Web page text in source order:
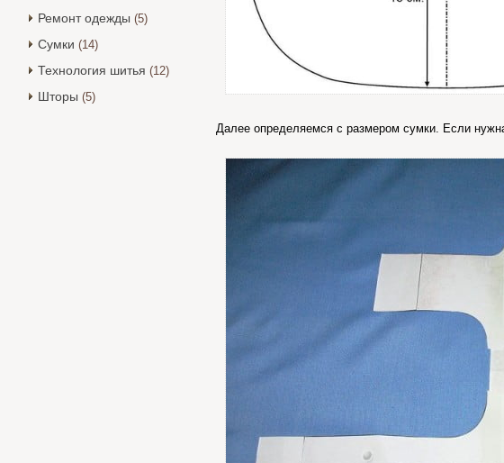
Ремонт одежды (5)
Сумки (14)
Технология шитья (12)
Шторы (5)
Далее определяемся с размером сумки. Если